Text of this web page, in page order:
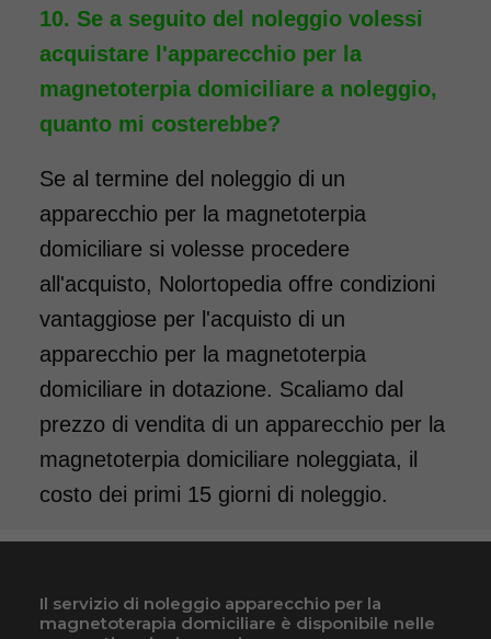
Se a seguito del noleggio volessi
acquistare l'apparecchio per la
magnetoterpia domiciliare a noleggio,
quanto mi costerebbe?
Se al termine del noleggio di un
apparecchio per la magnetoterpia
domiciliare si volesse procedere
all'acquisto, Nolortopedia offre condizioni
vantaggiose per l'acquisto di un
apparecchio per la magnetoterpia
domiciliare in dotazione. Scaliamo dal
prezzo di vendita di un apparecchio per la
magnetoterpia domiciliare noleggiata, il
costo dei primi 15 giorni di noleggio.
Il servizio di noleggio apparecchio per la
magnetoterapia domiciliare è disponibile nelle